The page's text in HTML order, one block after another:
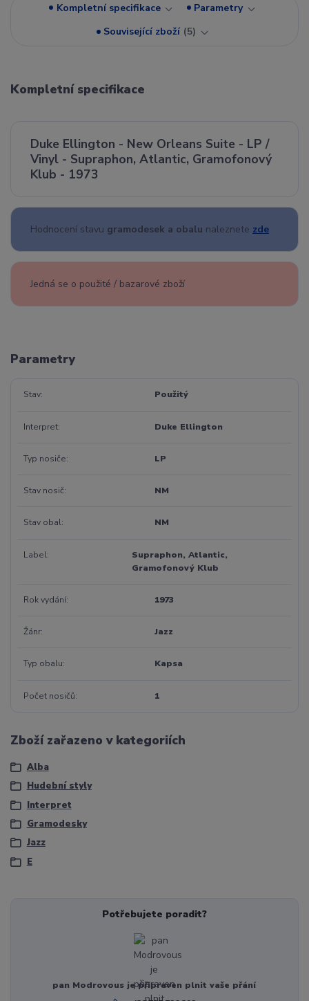
Kompletní specifikace
Parametry
Související zboží 5
Kompletní specifikace
Duke Ellington - New Orleans Suite - LP /
Vinyl - Supraphon, Atlantic, Gramofonový
Klub - 1973
Hodnocení stavu gramodesek a obalu naleznete zde
Jedná se o použité / bazarové zboží
Parametry
Stav Použitý
Interpret Duke Ellington
Typ nosiče LP
Stav nosič NM
Stav obal NM
Label
Supraphon, Atlantic,
Gramofonový Klub
Rok vydání 1973
Žánr Jazz
Typ obalu Kapsa
Počet nosičů 1
Zboží zařazeno v kategoriích
Alba
Hudební styly
Interpret
Gramodesky
Jazz
E
Potřebujete poradit?
pan Modrovous je připraven plnit vaše přání